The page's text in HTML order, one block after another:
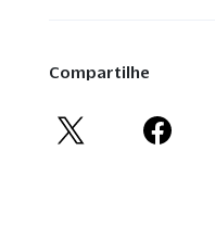
Compartilhe